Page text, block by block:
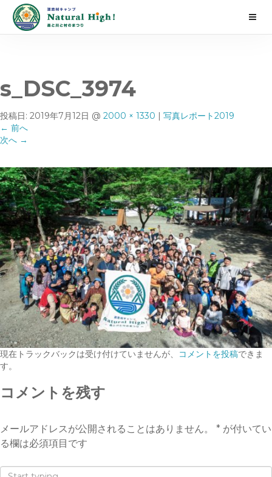
s_DSC_3974
投稿日: 2019年7月12日 @ 2000 × 1330 | 写真レポート2019
← 前へ
次へ →
現在トラックバックは受け付けていませんが、 コメントを投稿できま
す。
コメントを残す
メールアドレスが公開されることはありません。 * が付いてい
る欄は必須項目です